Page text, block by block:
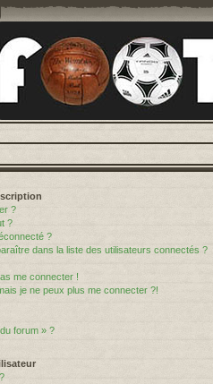
?
?
?
dans la liste des utilisateurs connectés ?
me connecter !
je ne peux plus me connecter ?!
forum » ?